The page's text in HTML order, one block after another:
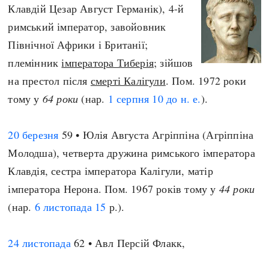
Клавдій Цезар Август Германік), 4-й
римський імператор, завойовник
Північної Африки і Британії;
племінникімператора Тиберія; зійшов
на престол після смерті Калігули. Пом. 1972 роки
тому у 64 роки (нар. 1 серпня 10 до н. е.).
20 березня 59 • Юлія Августа Агріппіна (Агріппіна
Молодша), четверта дружина римського імператора
Клавдія, сестра імператора Калігули, матір
імператора Нерона. Пом. 1967 років тому у 44 роки
(нар. 6 листопада 15 р.).
24 листопада62 • Авл Персій Флакк,